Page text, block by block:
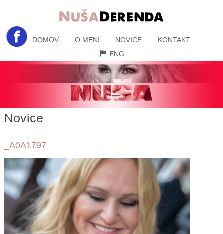
DOMOV O MENI NOVICE
KONTAKT
ENG
Novice
_A0A1797